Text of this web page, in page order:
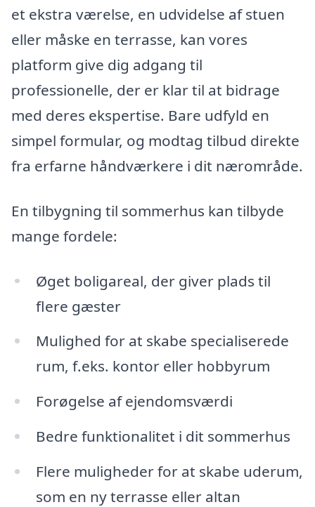
et ekstra værelse, en udvidelse af stuen
eller måske en terrasse, kan vores
platform give dig adgang til
professionelle, der er klar til at bidrage
med deres ekspertise. Bare udfyld en
simpel formular, og modtag tilbud direkte
fra erfarne håndværkere i dit nærområde.
En tilbygning til sommerhus kan tilbyde
mange fordele:
Øget boligareal, der giver plads til
flere gæster
Mulighed for at skabe specialiserede
rum, f.eks. kontor eller hobbyrum
Forøgelse af ejendomsværdi
Bedre funktionalitet i dit sommerhus
Flere muligheder for at skabe uderum,
som en ny terrasse eller altan